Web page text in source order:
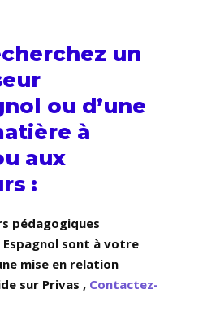
un
ou d’une
à
aux
:
pédagogiques
Espagnol sont à votre
mise en relation
sur Privas , Contactez-